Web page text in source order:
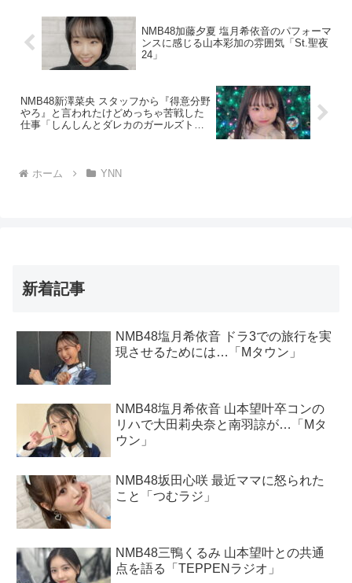
NMB48加藤夕夏 塩月希依音のパフォーマ
ンスに感じる山本彩加の雰囲気「St.聖夜
24」
NMB48新澤菜央 スタッフから『得意分野
やろ』と言われたけどめっちゃ苦戦した
仕事「しんしんとダレカのガールズトー
ホーム YNN
新着記事
NMB48塩月希依音 ドラ3での旅行を実
現させるためには…「Mタウン」
NMB48塩月希依音 山本望叶卒コンの
リハで大田莉央奈と南羽諒が…「Mタ
ウン」
NMB48坂田心咲 最近ママに怒られた
こと「つむラジ」
NMB48三鴨くるみ 山本望叶との共通
点を語る「TEPPENラジオ」